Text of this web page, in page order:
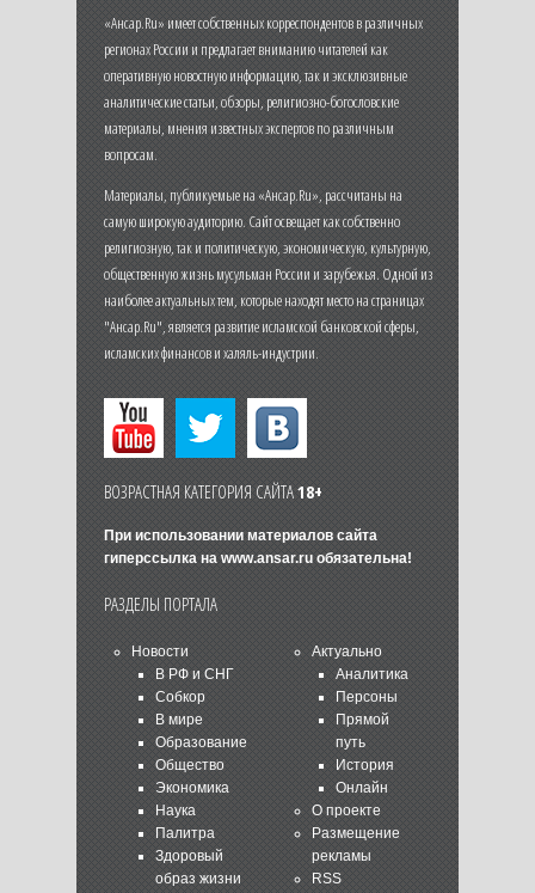
«Ансар.Ru» имеет собственных корреспондентов в различных
регионах России и предлагает вниманию читателей как
оперативную новостную информацию, так и эксклюзивные
аналитические статьи, обзоры, религиозно-богословские
материалы, мнения известных экспертов по различным
вопросам.
Материалы, публикуемые на «Ансар.Ru», рассчитаны на
самую широкую аудиторию. Сайт освещает как собственно
религиозную, так и политическую, экономическую, культурную,
общественную жизнь мусульман России и зарубежья. Одной из
наиболее актуальных тем, которые находят место на страницах
"Ансар.Ru", является развитие исламской банковской сферы,
исламских финансов и халяль-индустрии.
ВОЗРАСТНАЯ КАТЕГОРИЯ САЙТА18+
При использовании материалов сайта
гиперссылка на www.ansar.ruобязательна!
РАЗДЕЛЫ ПОРТАЛА
Новости
В РФ и СНГ
Собкор
В мире
Образование
Общество
Экономика
Наука
Палитра
Здоровый
образ жизни
Актуально
Аналитика
Персоны
Прямой
путь
История
Онлайн
О проекте
Размещение
рекламы
RSS